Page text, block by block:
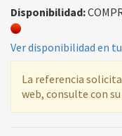
Disponibilidad:
Ver disponibilidad en
La referencia
web, consulte con